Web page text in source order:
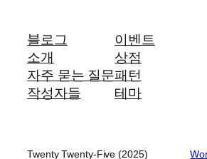
블로그
소개
자주 묻는 질문
작성자들
이벤트
상점
패턴
테마
Twenty Twenty-Five (2025)